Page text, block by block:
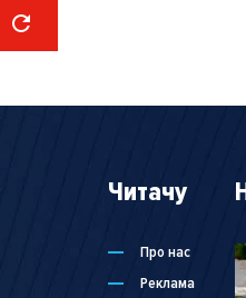
Читачу
Про нас
Реклама